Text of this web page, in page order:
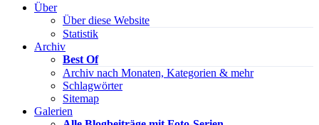
Über
Über diese Website
Statistik
Archiv
Best Of
Archiv nach Monaten, Kategorien & mehr
Schlagwörter
Sitemap
Galerien